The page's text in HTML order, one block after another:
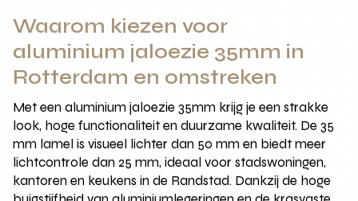
Waarom kiezen voor
aluminium jaloezie 35mm in
Rotterdam en omstreken
Met een aluminium jaloezie 35mm krijg je een strakke
look, hoge functionaliteit en duurzame kwaliteit. De 35
mm lamel is visueel lichter dan 50 mm en biedt meer
lichtcontrole dan 25 mm, ideaal voor stadswoningen,
kantoren en keukens in de Randstad. Dankzij de hoge